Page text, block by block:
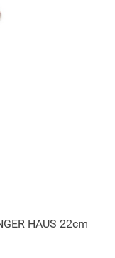
HAUS 22cm